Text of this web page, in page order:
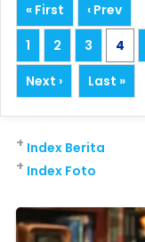
« First
‹ Prev
1
2 3 4
Next ›
Last »
Index Berita
+
Index Foto
+